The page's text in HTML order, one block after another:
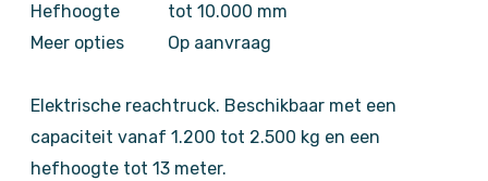
Hefhoogte
tot 10.000 mm
Meer opties
Op aanvraag
Elektrische reachtruck. Beschikbaar met een
capaciteit vanaf 1.200 tot 2.500 kg en een
hefhoogte tot 13 meter.